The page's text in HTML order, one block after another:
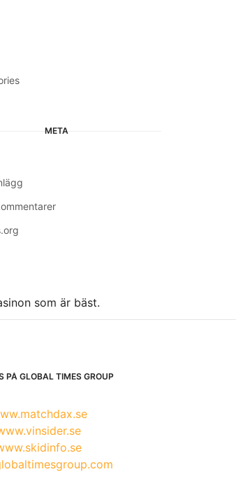
META
som är bäst.
PÅ GLOBAL TIMES GROUP